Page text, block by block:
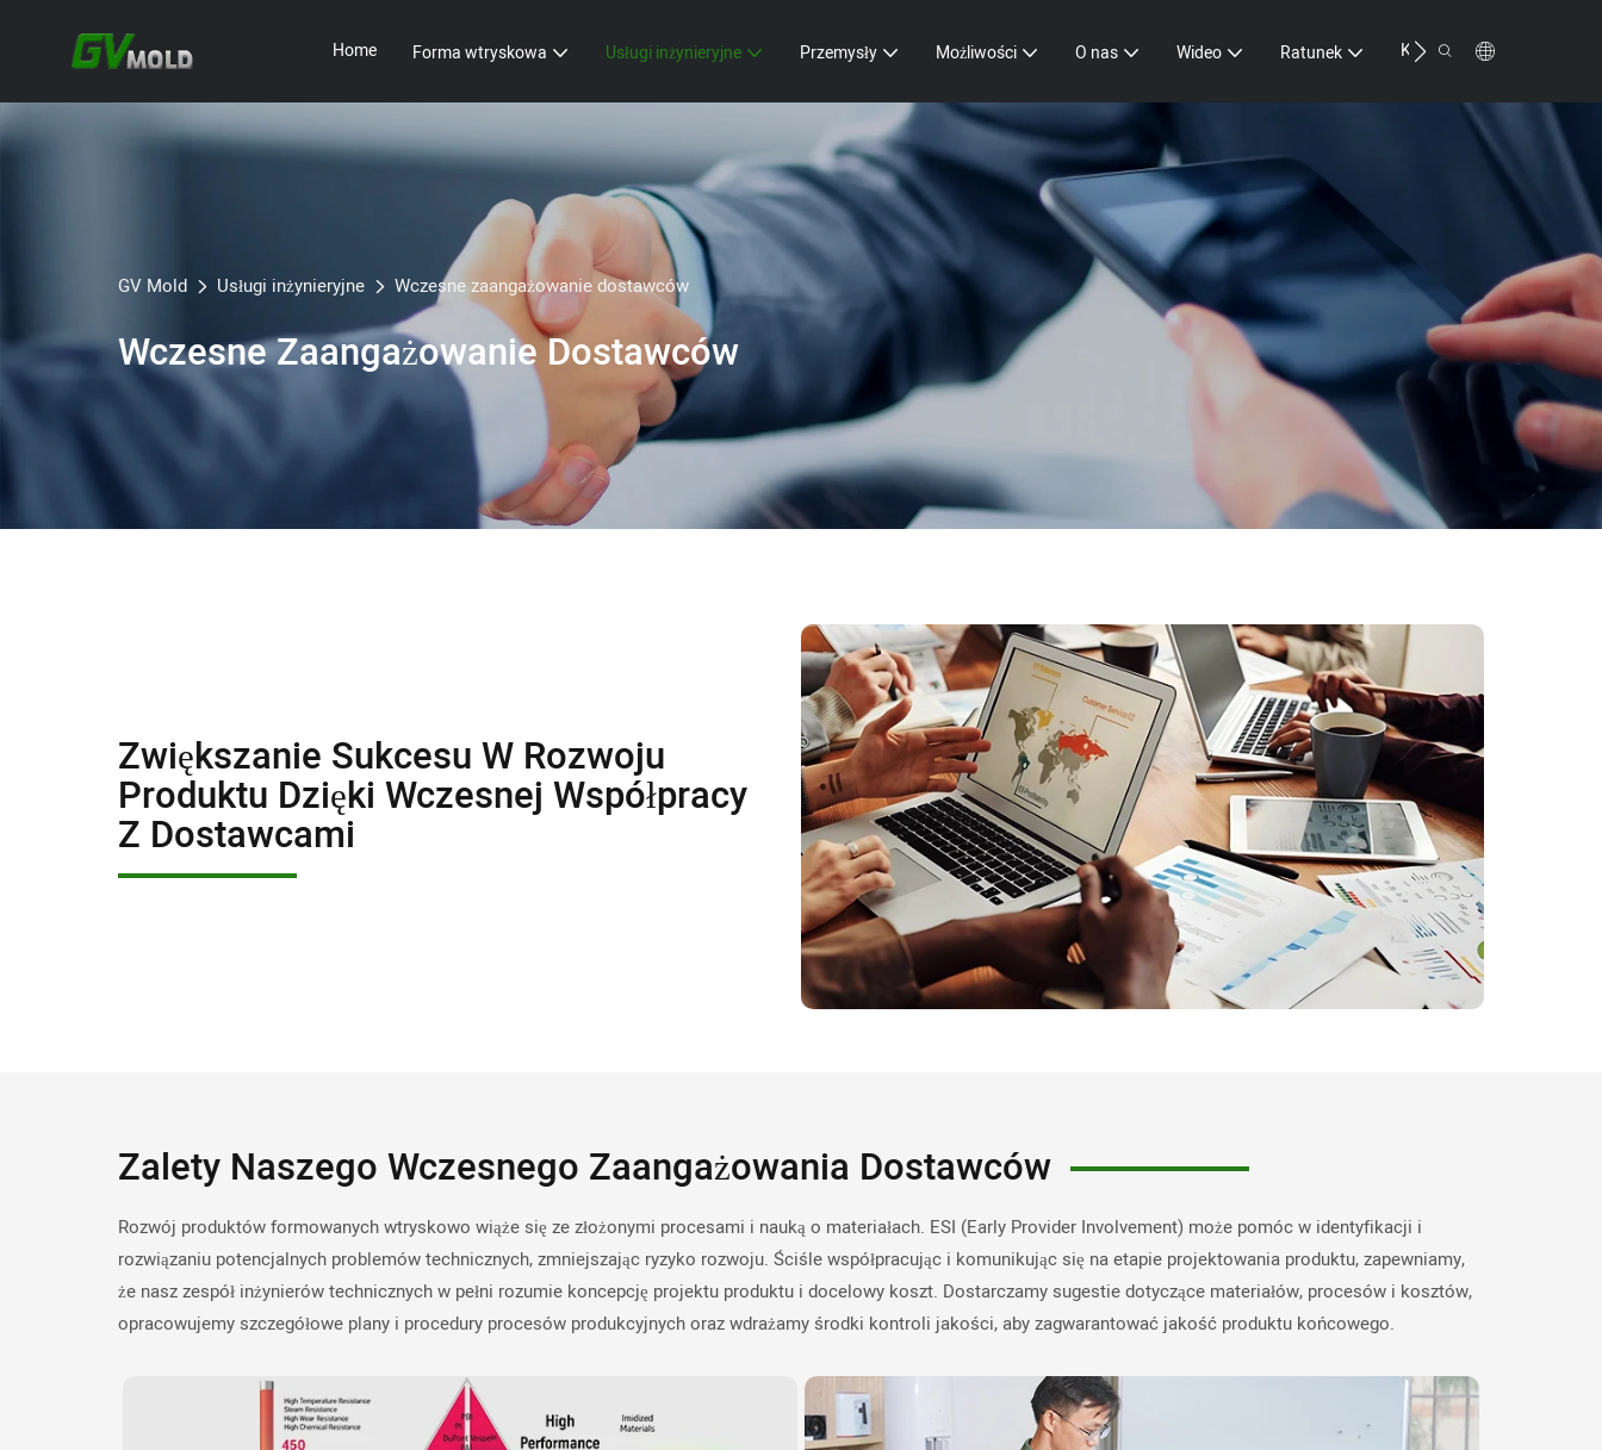
Home Forma wtryskowa Usługi inżynieryjne Przemysły Możliwości O nas Wideo Ratunek Kontakt
GV Mold Usługi inżynieryjne Wczesne zaangażowanie dostawców
Wczesne Zaangażowanie Dostawców
Zwiększanie Sukcesu W Rozwoju
Produktu Dzięki Wczesnej Współpracy
Z Dostawcami
Zalety Naszego Wczesnego Zaangażowania Dostawców
Rozwój produktów formowanych wtryskowo wiąże się ze złożonymi procesami i nauką o materiałach. ESI (Early Provider Involvement) może pomóc w identyfikacji i
rozwiązaniu potencjalnych problemów technicznych, zmniejszając ryzyko rozwoju. Ściśle współpracując i komunikując się na etapie projektowania produktu, zapewniamy,
że nasz zespół inżynierów technicznych w pełni rozumie koncepcję projektu produktu i docelowy koszt. Dostarczamy sugestie dotyczące materiałów, procesów i kosztów,
opracowujemy szczegółowe plany i procedury procesów produkcyjnych oraz wdrażamy środki kontroli jakości, aby zagwarantować jakość produktu końcowego.